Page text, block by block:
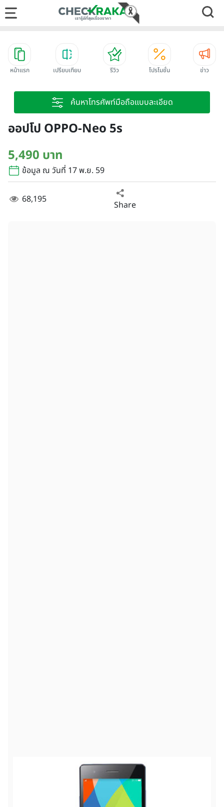
หน้าแรก เปรียบเทียบ รีวิว โปรโมชั่น ข่าว
ค้นหาโทรศัพท์มือถือแบบละเอียด
ออปโป OPPO-Neo 5s
5,490 บาท
ข้อมูล ณ วันที่ 17 พ.ย. 59
68,195 Share